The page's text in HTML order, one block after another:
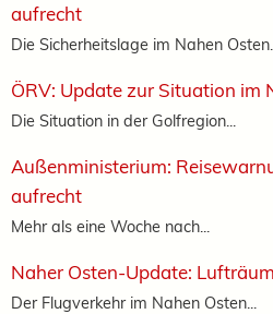
aufrecht
Die Sicherheitslage im Nahen Osten...
ÖRV: Update zur Situation im
Die Situation in der Golfregion...
Außenministerium:
aufrecht
Mehr als eine Woche nach...
Naher Osten-Update:
Der Flugverkehr im Nahen Osten...